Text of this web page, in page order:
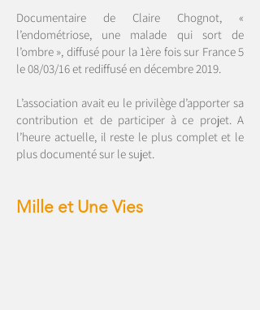
Documentaire de Claire Chognot, «
l’endométriose, une malade qui sort de
l’ombre », diffusé pour la 1ère fois sur France 5
le 08/03/16 et rediffusé en décembre 2019.
L’association avait eu le privilège d’apporter sa
contribution et de participer à ce projet. A
l’heure actuelle, il reste le plus complet et le
plus documenté sur le sujet.
Mille et Une Vies